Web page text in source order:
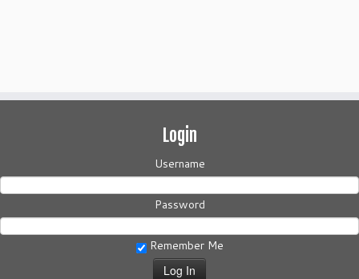
Login
Username
Password
Remember Me